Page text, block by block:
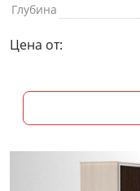
Глубина
Цена от: